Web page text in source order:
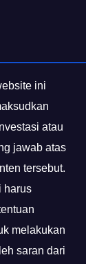
ini
atau
jawab atas
tersebut.
harus
melakukan
saran dari